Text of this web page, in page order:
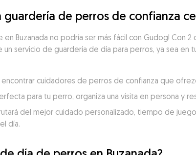
de perros de confianza
en Buzanada no podría ser más fácil con Gudog! Con
servicio de guardería de día para perros, ya sea en
encontrar cuidadores de perros de confianza que
para tu perro, organiza una visita en persona y
del mejor cuidado personalizado, tiempo de
día.